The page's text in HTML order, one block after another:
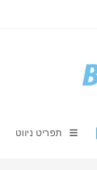
תפריט ניווט